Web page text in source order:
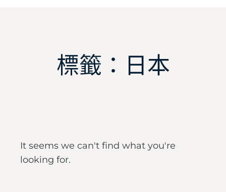
標籤：日本
It seems we can't find what you're
looking for.